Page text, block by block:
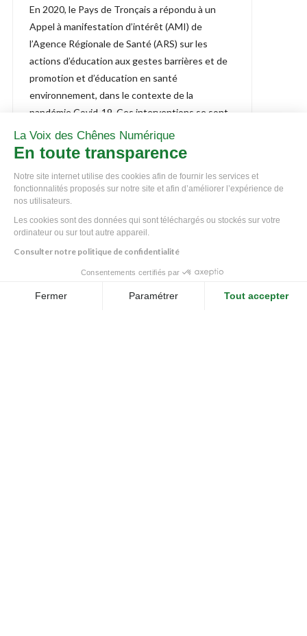
En 2020, le Pays de Tronçais a répondu à un
Appel à manifestation d’intérêt (AMI) de
l’Agence Régionale de Santé (ARS) sur les
actions d’éducation aux gestes barrières et de
promotion et d’éducation en santé
environnement, dans le contexte de la
pandémie Covid-19. Ces interventions se sont
tenues dans les […]
Suivez-nous
La Voix des Chênes Numérique
En toute transparence
Notre site internet utilise des cookies afin de fournir les services et
fonctionnalités proposés sur notre site et afin d’améliorer l’expérience de
nos utilisateurs.
Les cookies sont des données qui sont téléchargés ou stockés sur votre
ordinateur ou sur tout autre appareil.
Consulter notre politique de confidentialité
Consentements certifiés par
Fermer Paramétrer Tout accepter